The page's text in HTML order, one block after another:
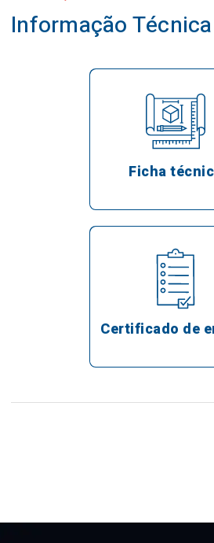
Informação Técnica
Ficha
Certificado de